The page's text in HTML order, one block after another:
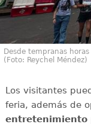
Desde tempranas
(Foto: Reychel Méndez)
Los visitantes
feria, además de
entretenimiento